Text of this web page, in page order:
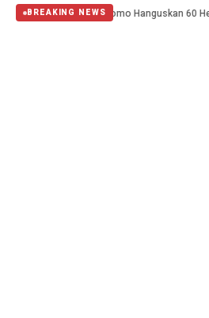
BREAKING NEWS
Bromo Hanguskan 60 Hektare, Water